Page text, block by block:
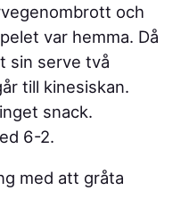
och
var hemma. Då
sin serve två
till kinesiskan.
snack.
6-2.
med att gråta